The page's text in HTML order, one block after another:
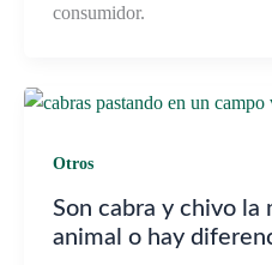
consumidor.
Otros
Son cabra y chivo la
animal o hay